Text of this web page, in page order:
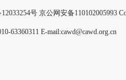
号 京公网安备110102005993
63360311 E-mail:cawd@cawd.org.cn